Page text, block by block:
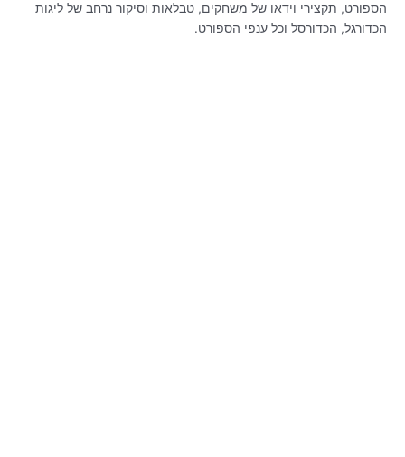
הספורט, תקצירי וידאו של משחקים, טבלאות וסיקור נרחב של ליגות
הכדורגל, הכדורסל וכל ענפי הספורט.